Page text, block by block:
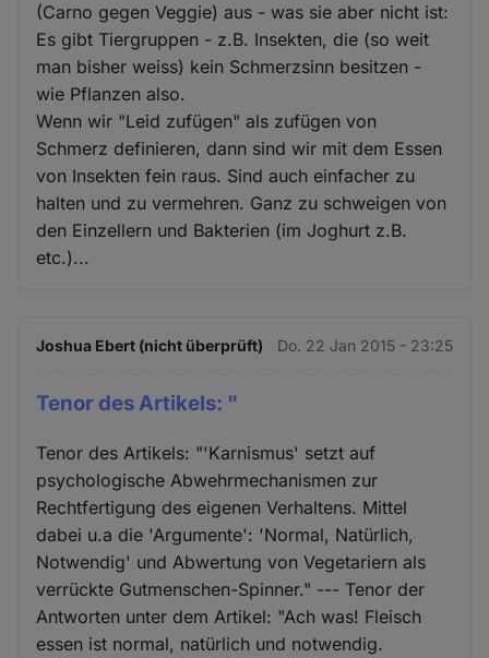
(Carno gegen Veggie) aus - was sie aber nicht ist:
Es gibt Tiergruppen - z.B. Insekten, die (so weit
man bisher weiss) kein Schmerzsinn besitzen -
wie Pflanzen also.
Wenn wir "Leid zufügen" als zufügen von
Schmerz definieren, dann sind wir mit dem Essen
von Insekten fein raus. Sind auch einfacher zu
halten und zu vermehren. Ganz zu schweigen von
den Einzellern und Bakterien (im Joghurt z.B.
etc.)...
Joshua Ebert (nicht überprüft) Do. 22 Jan 2015 - 23:25
Tenor des Artikels: "
Tenor des Artikels: "'Karnismus' setzt auf
psychologische Abwehrmechanismen zur
Rechtfertigung des eigenen Verhaltens. Mittel
dabei u.a die 'Argumente': 'Normal, Natürlich,
Notwendig' und Abwertung von Vegetariern als
verrückte Gutmenschen-Spinner." --- Tenor der
Antworten unter dem Artikel: "Ach was! Fleisch
essen ist normal, natürlich und notwendig.